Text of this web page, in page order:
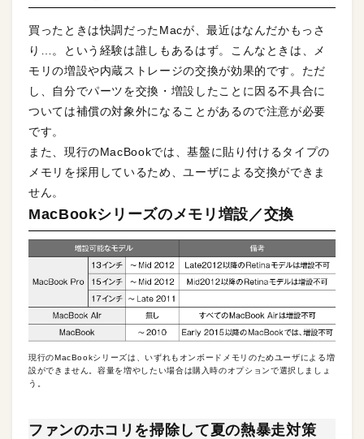
買ったときは快調だったMacが、最近はなんだかもっさ
り…。という経験は誰しもあるはず。こんなときは、メ
モリの増設や内蔵ストレージの交換が効果的です。ただ
し、自分でパーツを交換・増設したことに因る不具合に
ついては補償の対象外になることがあるので注意が必要
です。
また、現行のMacBookでは、基盤に貼り付けるタイプの
メモリを採用しているため、ユーザによる交換ができま
せん。
MacBookシリーズのメモリ増設／交換
現行のMacBookシリーズは、いずれもオンボードメモリのためユーザによる増
設ができません。容量を増やしたい場合は購入時のオプションで選択しましょ
う。
ファンのホコリを掃除して夏の熱暴走対策